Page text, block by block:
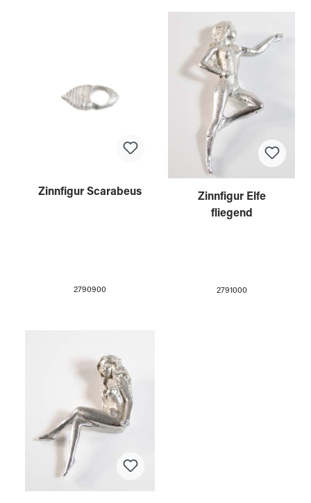
Zinnfigur Scarabeus
2790900
Zinnfigur Elfe
fliegend
2791000